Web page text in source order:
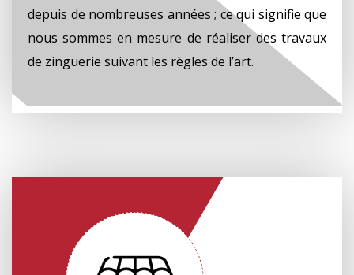
depuis de nombreuses années ; ce qui signifie que
nous sommes en mesure de réaliser des travaux
de zinguerie suivant les règles de l’art.